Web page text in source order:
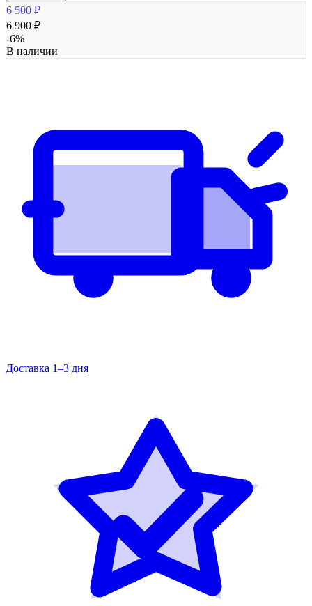
6 500 ₽
6 900 ₽
-6%
В наличии
Доставка 1–3 дня